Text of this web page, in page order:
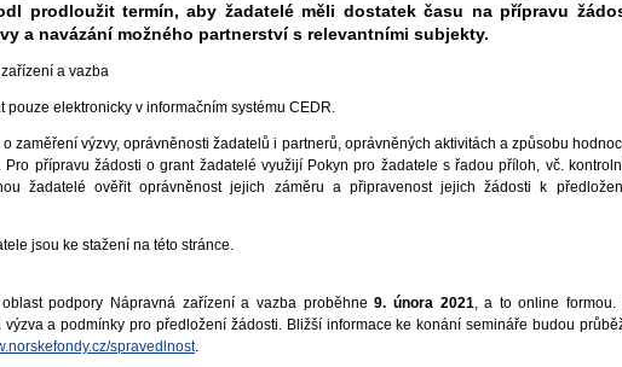
prodloužit termín, aby žadatelé měli dostatek času na přípravu
a navázání možného partnerství s relevantními subjekty.
a vazba
pouze elektronicky v informačním systému CEDR.
zaměření výzvy, oprávněnosti žadatelů i partnerů, oprávněných aktivitách a způsobu
Pro přípravu žádosti o grant žadatelé využijí Pokyn pro žadatele s řadou příloh, vč.
žadatelé ověřit oprávněnost jejich záměru a připravenost jejich žádosti k
jsou ke stažení na této stránce.
podpory Nápravná zařízení a vazba proběhne 9. února 2021, a to online formou.
a podmínky pro předložení žádosti. Bližší informace ke konání semináře budou
spravedlnost.